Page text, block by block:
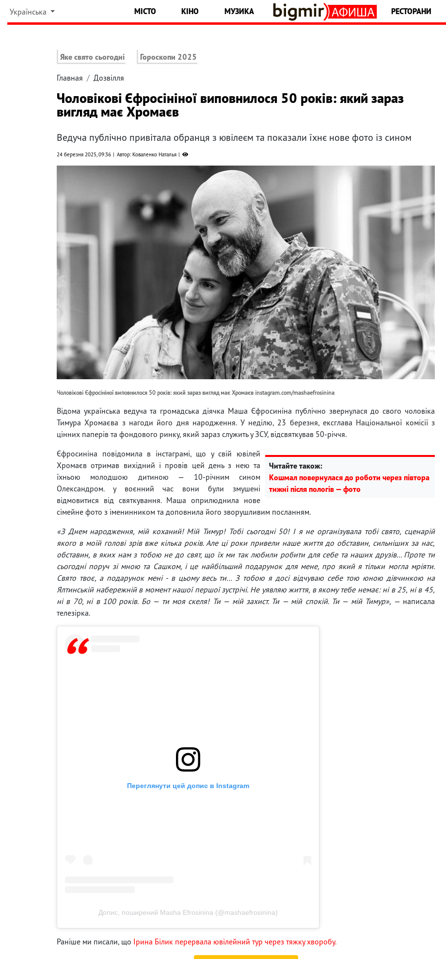
Українська МІСТО КІНО МУЗИКА РЕСТОРАНИ
Яке свято сьогодні Гороскопи 2025
Главная Дозвілля
Чоловікові Єфросініної виповнилося 50 років: який зараз
вигляд має Хромаєв
Ведуча публічно привітала обранця з ювілеєм та показали їхнє нове фото із сином
24 березня 2025, 09:36 Автор: Коваленко Наталья
Чоловікові Єфросініної виповнилося 50 років: який зараз вигляд має Хромаєв instagram.com/mashaefrosinina
Відома українська ведуча та громадська діячка Маша Єфросиніна публічно звернулася до свого чоловіка
Тимура Хромаєва з нагоди його дня народження. У неділю, 23 березня, ексглава Національної комісії з
цінних паперів та фондового ринку, який зараз служить у ЗСУ, відсвяткував 50-річчя.
Читайте також:
Кошмал повернулася до роботи через півтора
тижні після пологів — фото
Єфросиніна повідомила в інстаграмі, що у свій ювілей
Хромаєв отримав вихідний і провів цей день з нею та
їхньою молодшою ​​дитиною — 10-річним сином
Олександром. у воєнний час вони були змушені
відмовитися від святкування. Маша оприлюднила нове
сімейне фото з іменинником та доповнила його зворушливим посланням.
«З Днем народження, мій коханий! Мій Тимур! Тобі сьогодні 50! І я не організувала тобі свято, сценарій
якого в моїй голові зрів вже кілька років. Але ці роки привели наше життя до обставин, сильніших за нас,
обставин, в яких нам з тобою не до свят, що їх ми так любили робити для себе та наших друзів... Проте ти
сьогодні поруч зі мною та Сашком, і це найбільший подарунок для мене, про який я тільки могла мріяти.
Свято твоє, а подарунок мені - в цьому весь ти… З тобою я досі відчуваю себе тою юною дівчинкою на
Ялтинській набережній в момент нашої першої зустрічі. Не уявляю життя, в якому тебе немає: ні в 25, ні в 45,
ні в 70, ні в 100 років. Бо — ти моя скеля! Ти — мій захист. Ти — мій спокій. Ти — мій Тимур», — написала
телезірка.
Переглянути цей допис в Instagram
Допис, поширений Masha Efrosinina (@mashaefrosinina)
Раніше ми писали, що Ірина Білик перервала ювілейний тур через тяжку хворобу.